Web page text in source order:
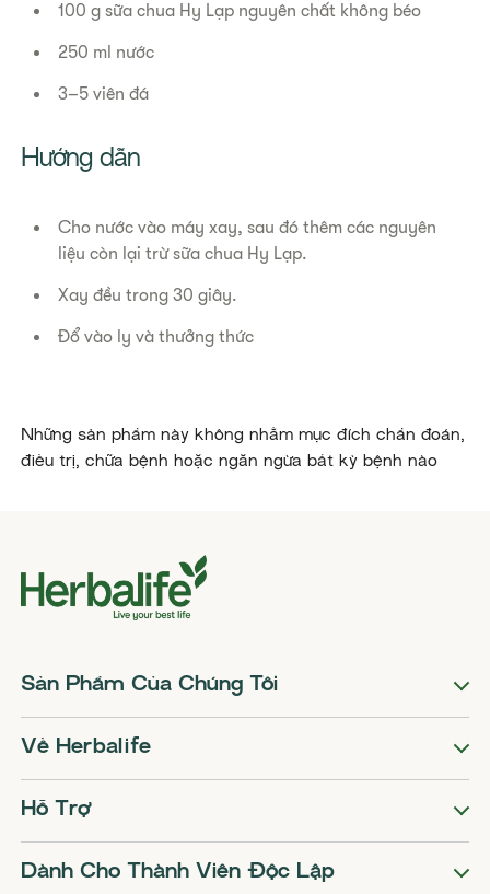
100 g sữa chua Hy Lạp nguyên chất không béo
250 ml nước
3–5 viên đá
Hướng dẫn
Cho nước vào máy xay, sau đó thêm các nguyên
liệu còn lại trừ sữa chua Hy Lạp.
Xay đều trong 30 giây.
Đổ vào ly và thưởng thức
Những sản phẩm này không nhằm mục đích chẩn đoán,
điều trị, chữa bệnh hoặc ngăn ngừa bất kỳ bệnh nào
Sản Phẩm Của Chúng Tôi
Về Herbalife
Hỗ Trợ
Dành Cho Thành Viên Độc Lập